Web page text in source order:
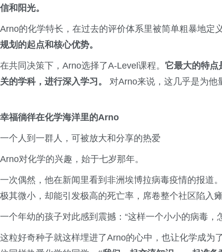
信和阳光。
Arno的化学特长，在过去的评价体系里被简单粗暴地定
规划的起点和核心优势。
在共同决策下，Arno选择了A-Level课程。 它最大的特点
关的学科，进行深入学习。
对Arno来说，这几乎是为他
幸福徜徉在化学海洋里的Arno
一个人到一群人，可被放大和分享的热爱
Arno对化学的兴趣，始于七岁那年。
一次偶然，他在新闻里看到非洲埃博拉病毒疫情的报道
极其微小，却能引发极高的死亡率，席卷整个社区陷入
一个年幼的孩子对此感到震撼：“这样一个小小的病毒
这粒好奇种子就这样埋进了Arno的心中，也让化学成为